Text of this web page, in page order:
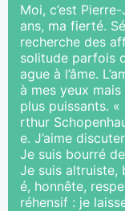
Moi, c’est
ans, ma fierté.
recherche des
solitude parfois
ague à l’âme.
à mes yeux
plus puissants.
rthur
e. J’aime
Je suis bourré
Je suis altruiste,
é, honnête,
réhensif : je